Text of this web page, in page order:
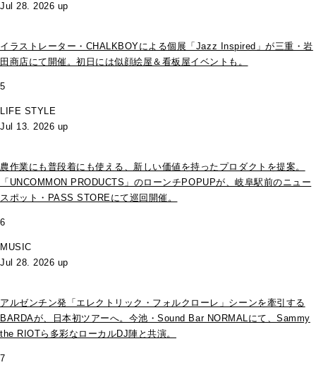
Jul 28. 2026 up
イラストレーター・CHALKBOYによる個展「Jazz Inspired」が三重・岩
田商店にて開催。初日には似顔絵屋＆看板屋イベントも。
5
LIFE STYLE
Jul 13. 2026 up
農作業にも普段着にも使える、新しい価値を持ったプロダクトを提案。
「UNCOMMON PRODUCTS」のローンチPOPUPが、岐阜駅前のニュー
スポット・PASS STOREにて巡回開催。
6
MUSIC
Jul 28. 2026 up
アルゼンチン発「エレクトリック・フォルクローレ」シーンを牽引する
BARDAが、日本初ツアーへ。今池・Sound Bar NORMALにて、Sammy
the RIOTら多彩なローカルDJ陣と共演。
7